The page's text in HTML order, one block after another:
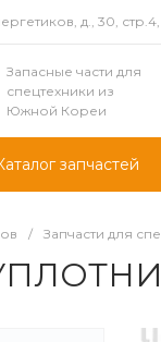
д., 30,
Запасные части для
спецтехники из
Южной Кореи
запчастей
/ Запчасти для